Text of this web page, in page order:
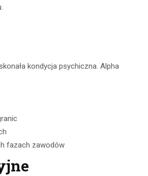
kondycja psychiczna. Alpha
fazach zawodów